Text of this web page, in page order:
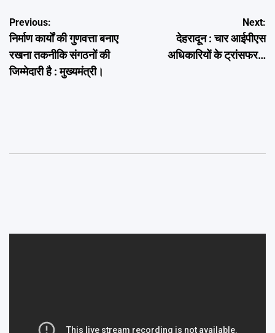
Post
navigation
Previous:
निर्माण कार्यों की गुणवत्ता बनाए
रखना तकनीकि संगठनों की
जिम्मेदारी है : मुख्यमंत्री।
Next:
देहरादून : चार आईपीएस
अधिकारियों के ट्रांसफर…